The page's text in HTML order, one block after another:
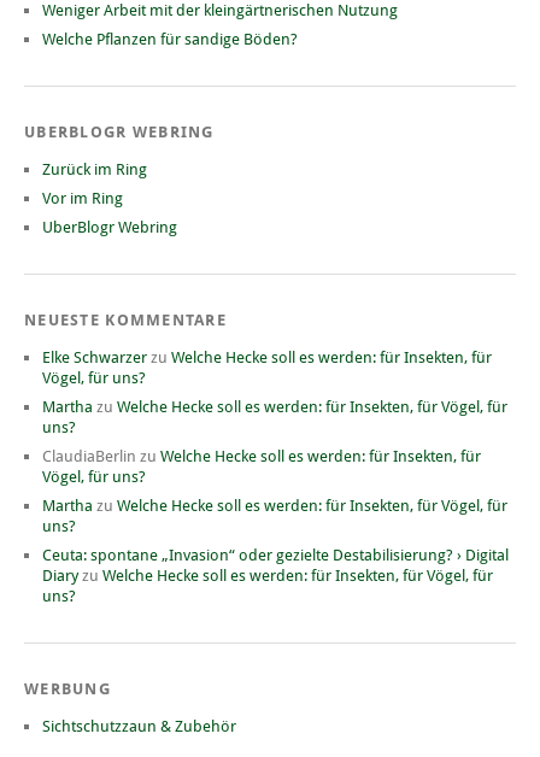
Weniger Arbeit mit der kleingärtnerischen Nutzung
Welche Pflanzen für sandige Böden?
UBERBLOGR WEBRING
Zurück im Ring
Vor im Ring
UberBlogr Webring
NEUESTE KOMMENTARE
Elke Schwarzer zu Welche Hecke soll es werden: für Insekten, für
Vögel, für uns?
Martha zu Welche Hecke soll es werden: für Insekten, für Vögel, für
uns?
ClaudiaBerlin zu Welche Hecke soll es werden: für Insekten, für
Vögel, für uns?
Martha zu Welche Hecke soll es werden: für Insekten, für Vögel, für
uns?
Ceuta: spontane „Invasion“ oder gezielte Destabilisierung? › Digital
Diaryzu Welche Hecke soll es werden: für Insekten, für Vögel, für
uns?
WERBUNG
Sichtschutzzaun & Zubehör